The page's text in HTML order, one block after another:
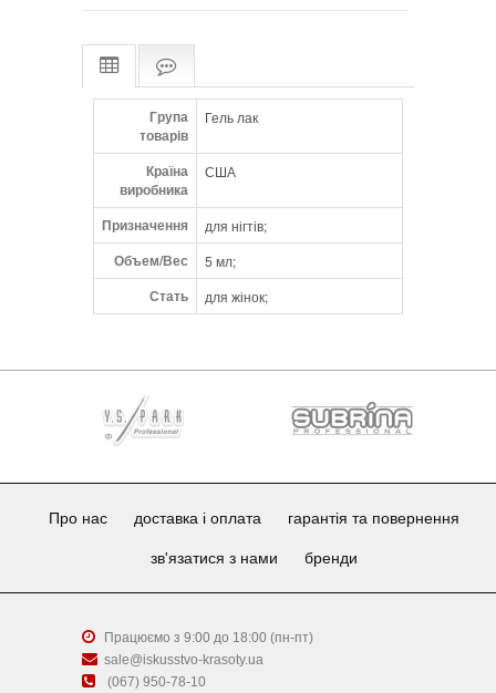
Група
товарів
Гель лак
Країна
виробника
США
Призначення для нігтів;
Объем/Вес 5 мл;
Стать для жінок;
Про нас доставка і оплата гарантія та повернення
зв'язатися з нами бренди
Працюємо з 9:00 до 18:00 (пн-пт)
sale@iskusstvo-krasoty.ua
(067) 950-78-10